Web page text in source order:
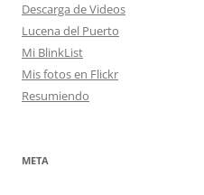
Descarga de Videos
Lucena del Puerto
Mi BlinkList
Mis fotos en Flickr
Resumiendo
META